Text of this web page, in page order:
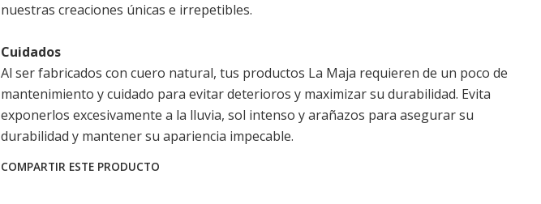
nuestras creaciones únicas e irrepetibles.
Cuidados
Al ser fabricados con cuero natural, tus productos La Maja requieren de un poco de
mantenimiento y cuidado para evitar deterioros y maximizar su durabilidad. Evita
exponerlos excesivamente a la lluvia, sol intenso y arañazos para asegurar su
durabilidad y mantener su apariencia impecable.
COMPARTIR ESTE PRODUCTO